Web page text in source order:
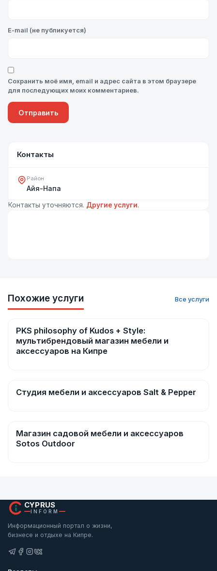
E-mail (не публикуется)
Сохранить моё имя, email и адрес сайта в этом браузере
для последующих моих комментариев.
Контакты
Район
Айя-Напа
Контакты уточняются. Другие услуги.
Похожие услуги Все услуги
Мебель и интерьер
PKS philosophy of Kudos + Style:
мультибрендовый магазин мебели и
аксессуаров на Кипре
Мебель и интерьер
Студия мебели и аксессуаров Salt & Pepper
Мебель и интерьер
Магазин садовой мебели и аксессуаров
Sotos Outdoor
CYPRUS
INFORM
Информационный портал о жизни,
бизнесе и отдыхе на Кипре.